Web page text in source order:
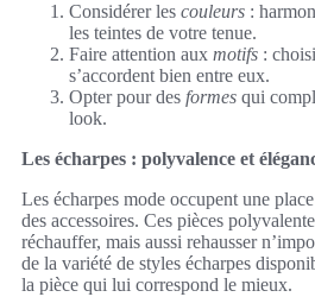
Considérer les couleurs :
les teintes de votre tenue.
Faire attention aux motifs :
s’accordent bien entre eux.
Opter pour des formes qui
look.
Les écharpes : polyvalence et
Les écharpes mode occupent une
des accessoires. Ces pièces
réchauffer, mais aussi rehausser
de la variété de styles écharpes
la pièce qui lui correspond le mieux.